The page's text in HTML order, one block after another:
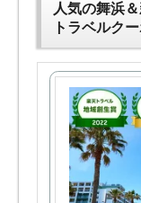
人気の舞浜
トラベルク